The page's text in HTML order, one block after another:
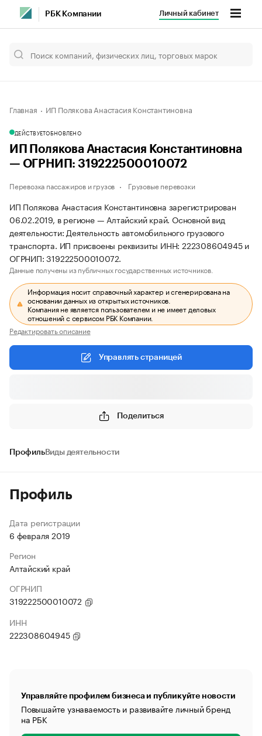
РБК Компании Личный кабинет
Главная ИП Полякова Анастасия Константиновна
ДЕЙСТВУЕТОБНОВЛЕНО
ИП Полякова Анастасия Константиновна
— ОГРНИП: 319222500010072
Перевозка пассажиров и грузов Грузовые перевозки
ИП Полякова Анастасия Константиновна зарегистрирован
06.02.2019, в регионе — Алтайский край. Основной вид
деятельности: Деятельность автомобильного грузового
транспорта. ИП присвоены реквизиты ИНН: 222308604945 и
ОГРНИП: 319222500010072.
Данные получены из публичных государственных источников.
Информация носит справочный характер и сгенерирована на
основании данных из открытых источников.
Компания не является пользователем и не имеет деловых
отношений с сервисом РБК Компании.
Редактировать описание
Управлять страницей
Поделиться
ПрофильВиды деятельности
Профиль
Дата регистрации
6 февраля 2019
Регион
Алтайский край
ОГРНИП
319222500010072
ИНН
222308604945
Управляйте профилем бизнеса и публикуйте новости
Повышайте узнаваемость и развивайте личный бренд
на РБК